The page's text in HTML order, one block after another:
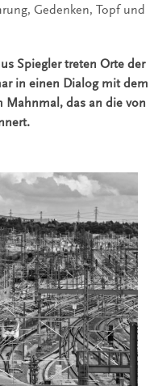
Gedenken, Topf und
Spiegler treten Orte der
in einen Dialog mit dem
Mahnmal, das an die von